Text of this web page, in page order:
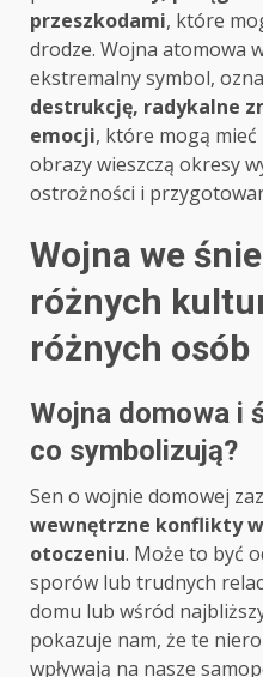
przeszkodami, które
drodze. Wojna atomowa
ekstremalny symbol,
destrukcję, radykalne
emocji, które mogą mieć
obrazy wieszczą okresy
ostrożności i
Wojna we
różnych
różnych osób
Wojna domowa i
co symbolizują?
Sen o wojnie domowej
wewnętrzne konflikty
otoczeniu. Może to być
sporów lub trudnych
domu lub wśród
pokazuje nam, że te
wpływają na nasze